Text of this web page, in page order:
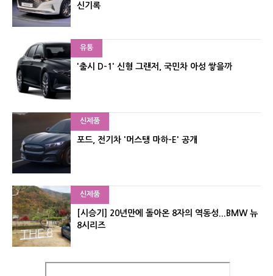
신기록
유통
'출시 D-1' 신형 그랜저, 국민차 아성 쌓을까
신제품
포드, 전기차 '머스탱 마하-E' 공개
신제품
[시승기] 20년만에 돌아온 8자의 역동성...BMW 뉴
8시리즈